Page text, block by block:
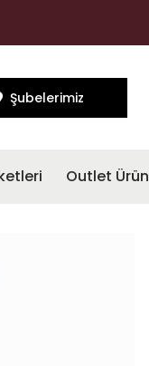
Şubelerimiz
Outlet